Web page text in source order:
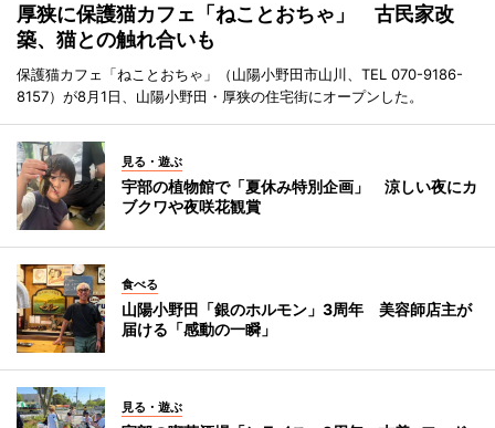
厚狭に保護猫カフェ「ねことおちゃ」 古民家改
築、猫との触れ合いも
保護猫カフェ「ねことおちゃ」（山陽小野田市山川、TEL 070-9186-
8157）が8月1日、山陽小野田・厚狭の住宅街にオープンした。
見る・遊ぶ
宇部の植物館で「夏休み特別企画」 涼しい夜にカ
ブクワや夜咲花観賞
食べる
山陽小野田「銀のホルモン」3周年 美容師店主が
届ける「感動の一瞬」
見る・遊ぶ